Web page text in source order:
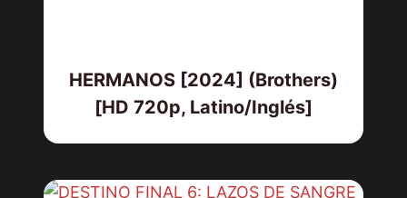
HERMANOS [2024] (Brothers)
[HD 720p, Latino/Inglés]